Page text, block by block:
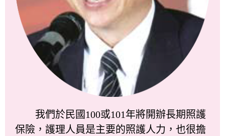
我們於民國100或101年將開辦長期照護
保險，護理人員是主要的照護人力，也很擔